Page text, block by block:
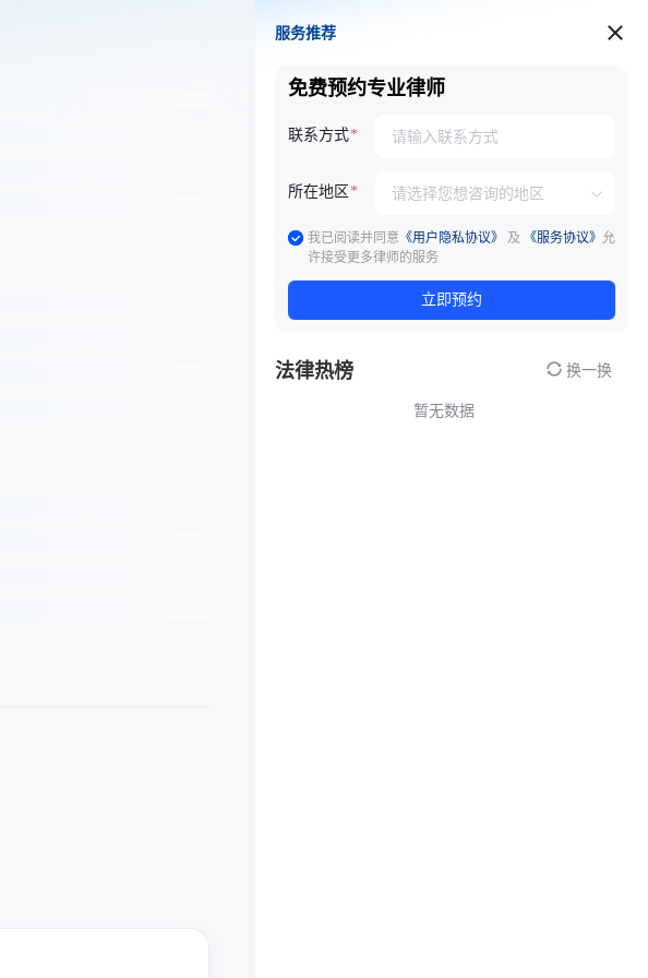
服务推荐
服务推荐
免费预约专业律师
联系方式
所在地区
我已阅读并同意 《用户隐私协议》 及 《服务协议》 允
许接受更多律师的服务
立即预约
法律热榜 换一换
暂无数据